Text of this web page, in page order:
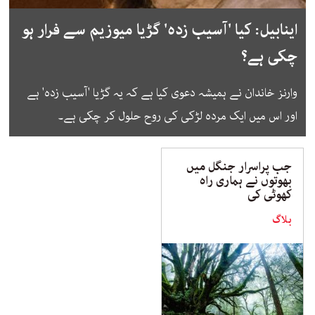
اینابیل: کیا 'آسیب زدہ' گڑیا میوزیم سے فرار ہو
چکی ہے؟
وارنز خاندان نے ہمیشہ دعوی کیا ہے کہ یہ گڑیا 'آسیب زدہ' ہے
اور اس میں ایک مردہ لڑکی کی روح حلول کر چکی ہے۔
جب پراسرار جنگل میں
بھوتوں نے ہماری راہ
کھوٹی کی
بلاگ